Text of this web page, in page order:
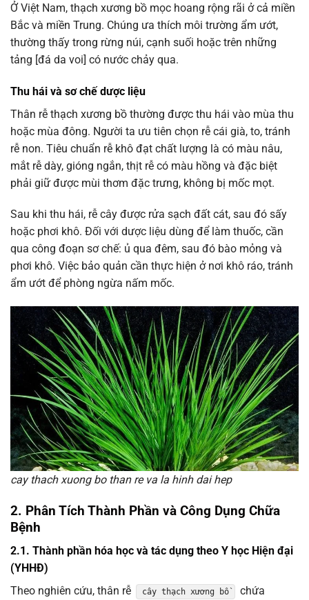
Ở Việt Nam, thạch xương bồ mọc hoang rộng rãi ở cả miền
Bắc và miền Trung. Chúng ưa thích môi trường ẩm ướt,
thường thấy trong rừng núi, cạnh suối hoặc trên những
tảng [đá da voi] có nước chảy qua.
Thu hái và sơ chế dược liệu
Thân rễ thạch xương bồ thường được thu hái vào mùa thu
hoặc mùa đông. Người ta ưu tiên chọn rễ cái già, to, tránh
rễ non. Tiêu chuẩn rễ khô đạt chất lượng là có màu nâu,
mắt rễ dày, gióng ngắn, thịt rễ có màu hồng và đặc biệt
phải giữ được mùi thơm đặc trưng, không bị mốc mọt.
Sau khi thu hái, rễ cây được rửa sạch đất cát, sau đó sấy
hoặc phơi khô. Đối với dược liệu dùng để làm thuốc, cần
qua công đoạn sơ chế: ủ qua đêm, sau đó bào mỏng và
phơi khô. Việc bảo quản cần thực hiện ở nơi khô ráo, tránh
ẩm ướt để phòng ngừa nấm mốc.
cay thach xuong bo than re va la hinh dai hep
2. Phân Tích Thành Phần và Công Dụng Chữa
Bệnh
2.1. Thành phần hóa học và tác dụng theo Y học Hiện đại
(YHHĐ)
Theo nghiên cứu, thân rễ
cây thạch xương bồ
chứa